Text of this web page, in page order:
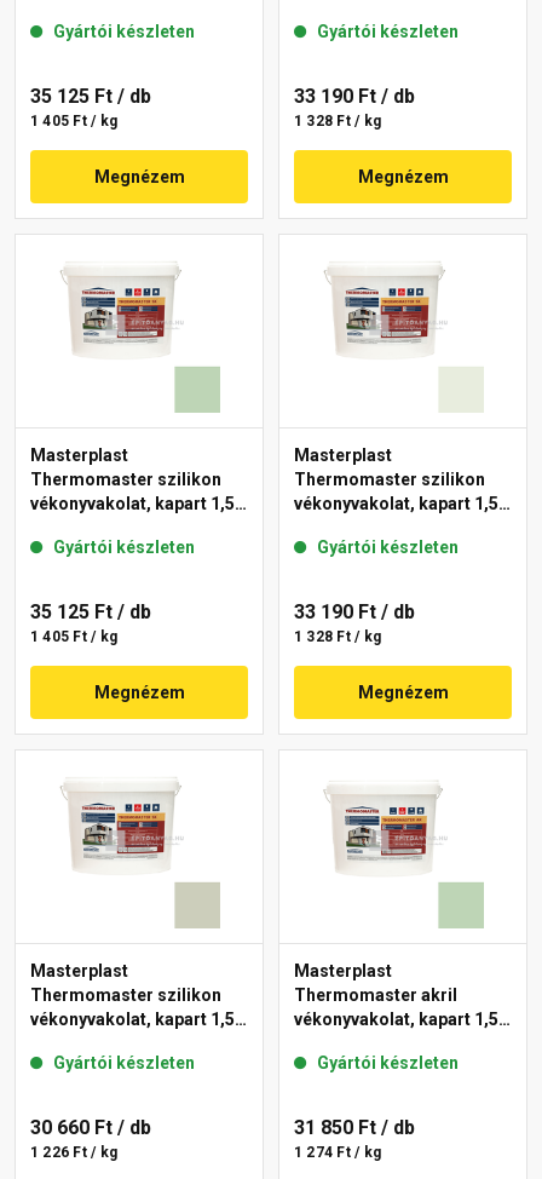
Gyártói készleten
35 125 Ft / db
1 405 Ft / kg
Megnézem
Gyártói készleten
33 190 Ft / db
1 328 Ft / kg
Megnézem
Masterplast
Thermomaster szilikon
vékonyvakolat, kapart 1,5
Gyártói készleten
35 125 Ft / db
1 405 Ft / kg
Megnézem
Masterplast
Thermomaster szilikon
vékonyvakolat, kapart 1,5
Gyártói készleten
33 190 Ft / db
1 328 Ft / kg
Megnézem
Masterplast
Thermomaster szilikon
vékonyvakolat, kapart 1,5
Gyártói készleten
30 660 Ft / db
1 226 Ft / kg
Masterplast
Thermomaster akril
vékonyvakolat, kapart 1,5
Gyártói készleten
31 850 Ft / db
1 274 Ft / kg